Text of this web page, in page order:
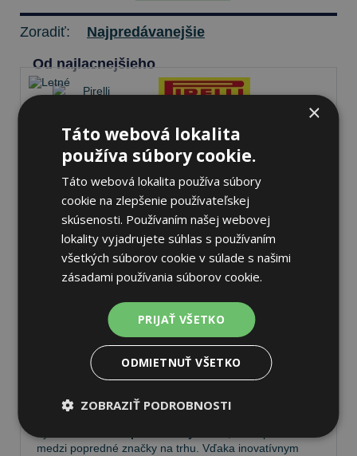
Zoradiť:
Najpredávanejšie
Od najlacnejšieho
Pirelli SCORPION
255/40 R20 101 V Letné
Nie je skladom Sledovať naskladnenie
186,76 €
Pneumatiky Pirelli – kvalita a
spoľahlivosť na každej ceste
medzi popredné značky na trhu. Vďaka inovatívnym
×
Táto webová lokalita
používa súbory cookie.
Táto webová lokalita používa súbory
cookie na zlepšenie používateľskej
skúsenosti. Používaním našej webovej
lokality vyjadrujete súhlas s používaním
všetkých súborov cookie v súlade s našimi
zásadami používania súborov cookie.
PRIJAŤ VŠETKO
ODMIETNUŤ VŠETKO
ZOBRAZIŤ PODROBNOSTI